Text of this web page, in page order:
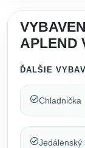
APLEND
ĎALŠIE
Chladnička
Jedálenský